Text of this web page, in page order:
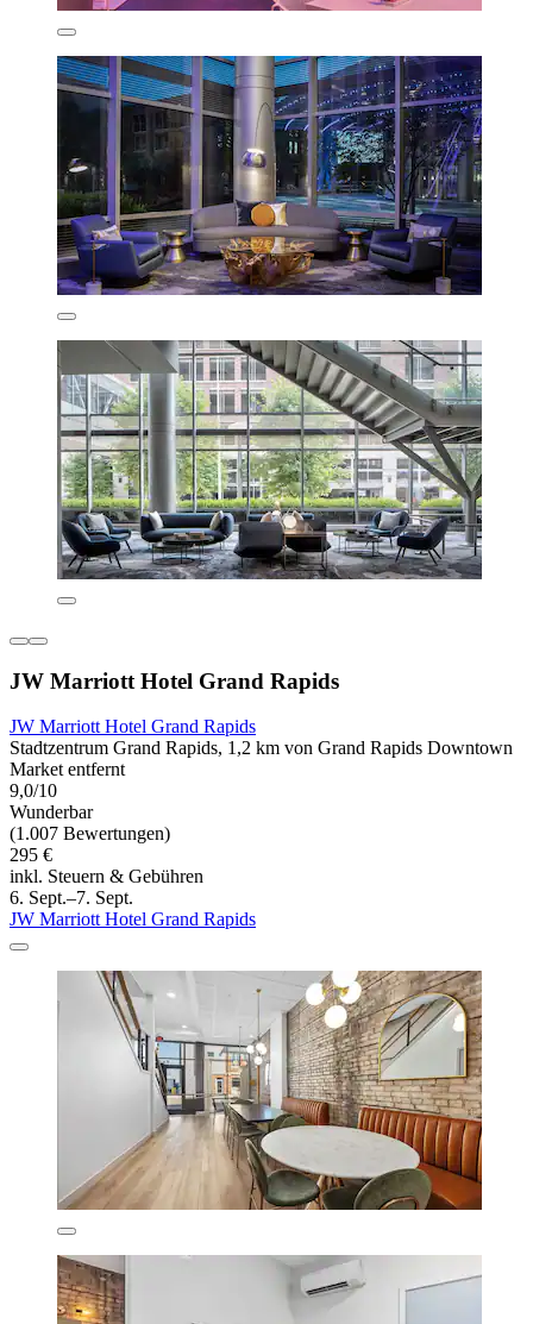
JW Marriott Hotel Grand Rapids
JW Marriott Hotel Grand Rapids
Stadtzentrum Grand Rapids, 1,2 km von Grand Rapids Downtown
Market entfernt
9,0/10
Wunderbar
(1.007 Bewertungen)
295 €
inkl. Steuern & Gebühren
6. Sept.–7. Sept.
JW Marriott Hotel Grand Rapids